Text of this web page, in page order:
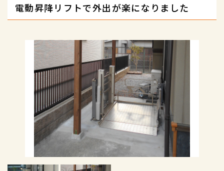
電動昇降リフトで外出が楽になりました